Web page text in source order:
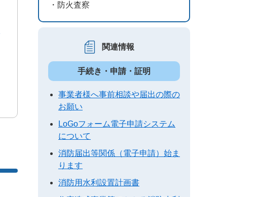
・防火査察
関連情報
手続き・申請・証明
事業者様へ事前相談や届出の際の
お願い
LoGoフォーム電子申請システム
について
消防届出等関係（電子申請）始ま
ります
消防用水利設置計画書